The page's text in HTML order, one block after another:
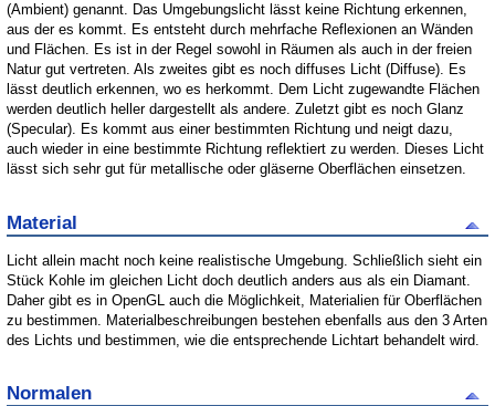
(Ambient) genannt. Das Umgebungslicht lässt keine Richtung erkennen,
aus der es kommt. Es entsteht durch mehrfache Reflexionen an Wänden
und Flächen. Es ist in der Regel sowohl in Räumen als auch in der freien
Natur gut vertreten. Als zweites gibt es noch diffuses Licht (Diffuse). Es
lässt deutlich erkennen, wo es herkommt. Dem Licht zugewandte Flächen
werden deutlich heller dargestellt als andere. Zuletzt gibt es noch Glanz
(Specular). Es kommt aus einer bestimmten Richtung und neigt dazu,
auch wieder in eine bestimmte Richtung reflektiert zu werden. Dieses Licht
lässt sich sehr gut für metallische oder gläserne Oberflächen einsetzen.
Material
Licht allein macht noch keine realistische Umgebung. Schließlich sieht ein
Stück Kohle im gleichen Licht doch deutlich anders aus als ein Diamant.
Daher gibt es in OpenGL auch die Möglichkeit, Materialien für Oberflächen
zu bestimmen. Materialbeschreibungen bestehen ebenfalls aus den 3 Arten
des Lichts und bestimmen, wie die entsprechende Lichtart behandelt wird.
Normalen